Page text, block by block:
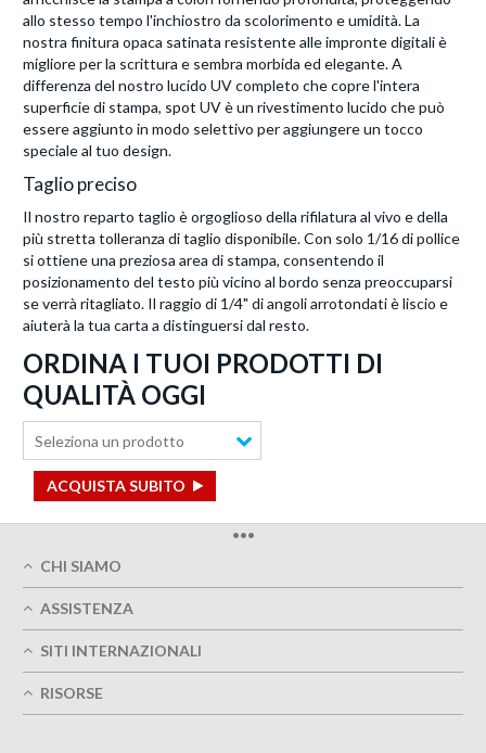
allo stesso tempo l'inchiostro da scolorimento e umidità. La
nostra finitura opaca satinata resistente alle impronte digitali è
migliore per la scrittura e sembra morbida ed elegante. A
differenza del nostro lucido UV completo che copre l'intera
superficie di stampa, spot UV è un rivestimento lucido che può
essere aggiunto in modo selettivo per aggiungere un tocco
speciale al tuo design.
Taglio preciso
Il nostro reparto taglio è orgoglioso della rifilatura al vivo e della
più stretta tolleranza di taglio disponibile. Con solo 1/16 di pollice
si ottiene una preziosa area di stampa, consentendo il
posizionamento del testo più vicino al bordo senza preoccuparsi
se verrà ritagliato. Il raggio di 1/4" di angoli arrotondati è liscio e
aiuterà la tua carta a distinguersi dal resto.
ORDINA I TUOI PRODOTTI DI
QUALITÀ OGGI
Seleziona un prodotto
ACQUISTA SUBITO
•••
CHI SIAMO
Consegne puntuali
Verde
Impressum
Termini del Servizio
ASSISTENZA
Domande frequenti
Contatti
SITI INTERNAZIONALI
RISORSE